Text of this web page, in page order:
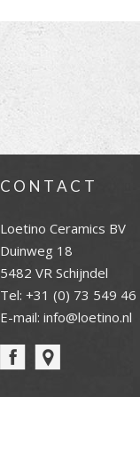
CONTACT
Loetino Ceramics BV
Duinweg 18
5482 VR Schijndel
Tel: +31 (0) 73 549 46
E-mail: info@loetino.nl